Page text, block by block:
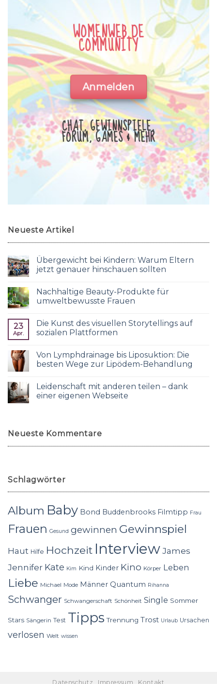
WOMENWEB.DE
COMMUNITY
Anmelden
CHAT, GEWINNSPIELE,
FORUM, GAMES & MEHR
Neueste Artikel
Übergewicht bei Kindern: Warum Eltern
jetzt genauer hinschauen sollten
Nachhaltige Beauty-Produkte für
umweltbewusste Frauen
23
Apr.
Die Kunst des visuellen Storytellings auf
sozialen Plattformen
Von Lymphdrainage bis Liposuktion: Die
besten Wege zur Lipödem-Behandlung
Leidenschaft mit anderen teilen – dank
einer eigenen Webseite
Neueste Kommentare
Schlagwörter
Album Baby Bond Buddenbrooks Filmtipp Frau
Frauen Gesund gewinnen Gewinnspiel
Haut Hilfe Hochzeit InterviewJames
Jennifer Kate Kim Kind Kinder Kino Körper Leben
Liebe Michael Mode Männer Quantum Rihanna
Schwanger Schwangerschaft Schönheit Single Sommer
Stars Sängerin Test Tipps Trennung Trost Urlaub Ursachen
verlosen Welt wissen
Datenschutz Impressum Kontakt